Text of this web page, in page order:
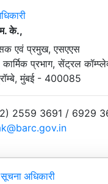
के.,
एवं प्रमुख, एसएएस
प्रभाग, सेंट्रल
मुंबई - 400085
2559 3691 / 6929
अधिकारी